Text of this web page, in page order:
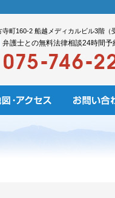
町160-2 船越メディカルビル3階（
弁護士との無料法律相談24時間予